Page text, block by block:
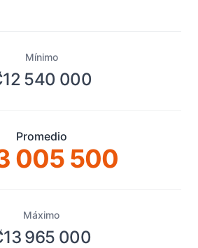
Mínimo
540 000
Promedio
005 500
Máximo
965 000